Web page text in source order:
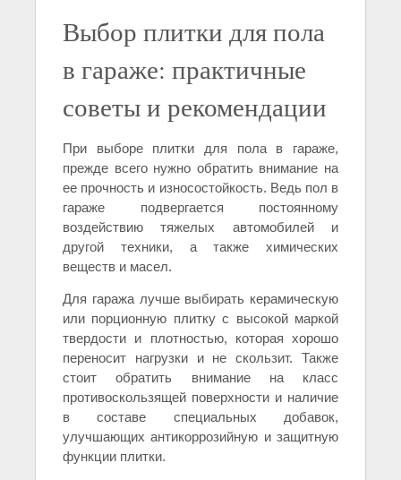
Выбор плитки для пола
в гараже: практичные
советы и рекомендации
При выборе плитки для пола в гараже,
прежде всего нужно обратить внимание на
ее прочность и износостойкость. Ведь пол в
гараже подвергается постоянному
воздействию тяжелых автомобилей и
другой техники, а также химических
веществ и масел.
Для гаража лучше выбирать керамическую
или порционную плитку с высокой маркой
твердости и плотностью, которая хорошо
переносит нагрузки и не скользит. Также
стоит обратить внимание на класс
противоскользящей поверхности и наличие
в составе специальных добавок,
улучшающих антикоррозийную и защитную
функции плитки.